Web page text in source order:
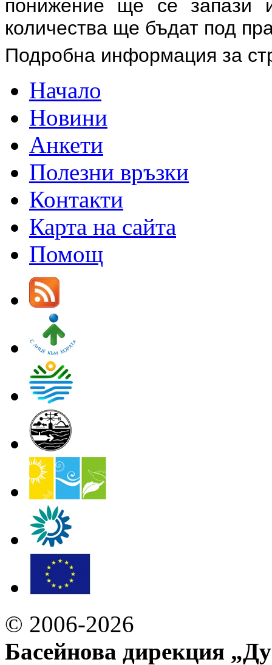
понижение ще се запази
количества ще бъдат под
Подробна информация за
Начало
Новини
Анкети
Полезни връзки
Контакти
Карта на сайта
Помощ
© 2006-2026
Басейнова дирекция